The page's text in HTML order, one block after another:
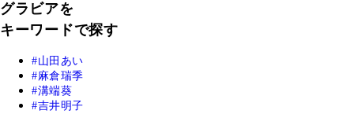
グラビアを
キーワードで探す
山田あい
麻倉瑞季
溝端葵
吉井明子